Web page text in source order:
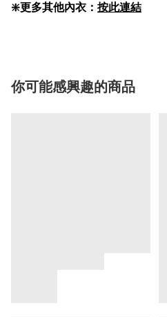
❇️更多其他內衣： 按此連結
你可能感興趣的商品